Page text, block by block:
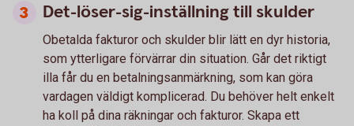
Det-löser-sig-inställning till skulder
Obetalda fakturor och skulder blir lätt en dyr historia,
som ytterligare förvärrar din situation. Går det riktigt
illa får du en betalningsanmärkning, som kan göra
vardagen väldigt komplicerad. Du behöver helt enkelt
ha koll på dina räkningar och fakturor. Skapa ett